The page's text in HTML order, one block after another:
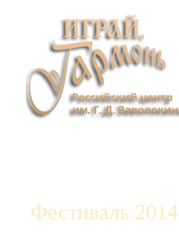
Фестиваль 2014